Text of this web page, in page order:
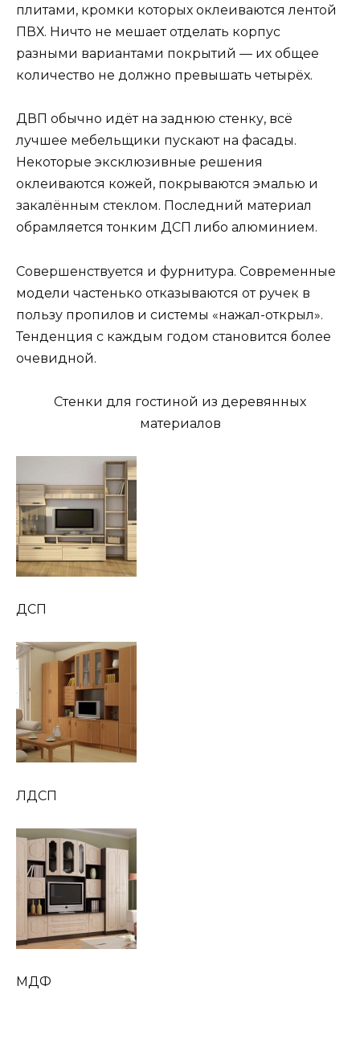
плитами, кромки которых оклеиваются лентой
ПВХ. Ничто не мешает отделать корпус
разными вариантами покрытий — их общее
количество не должно превышать четырёх.
ДВП обычно идёт на заднюю стенку, всё
лучшее мебельщики пускают на фасады.
Некоторые эксклюзивные решения
оклеиваются кожей, покрываются эмалью и
закалённым стеклом. Последний материал
обрамляется тонким ДСП либо алюминием.
Совершенствуется и фурнитура. Современные
модели частенько отказываются от ручек в
пользу пропилов и системы «нажал-открыл».
Тенденция с каждым годом становится более
очевидной.
Стенки для гостиной из деревянных
материалов
ДСП
ЛДСП
МДФ